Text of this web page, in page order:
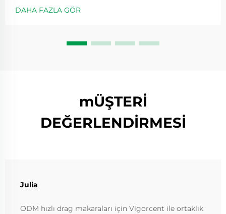
makaralarının merkezinde üç ana bileşen bulunur:
makara, dişliler ve gövde. Atış yaparken makara yönetir
DAHA FAZLA GÖR
mÜŞTERİ
DEĞERLENDİRMESİ
Julia
ODM hızlı drag makaraları için Vigorcent ile ortaklık